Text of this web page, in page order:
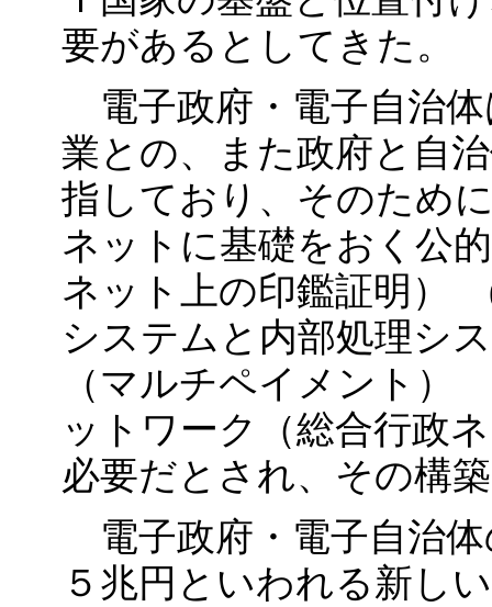
要があるとしてきた。
電子政府・電子自治
業との、また政府と自
指しており、そのため
ネットに基礎をおく公
ネット上の印鑑証明）
システムと内部処理シ
（マルチペイメント
ットワーク（総合行政
必要だとされ、その構
電子政府・電子自治
５兆円といわれる新し